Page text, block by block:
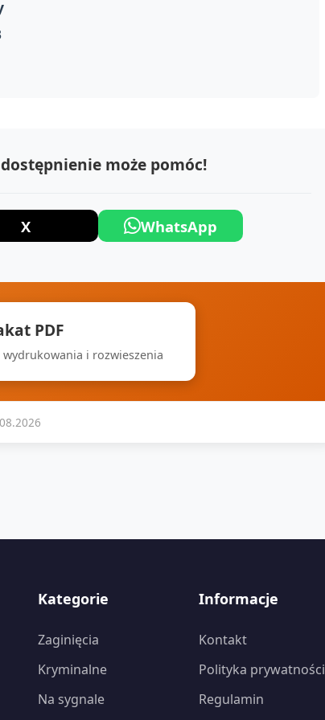
może pomóc!
X WhatsApp
PDF
wydrukowania i rozwieszenia
Kategorie
Zaginięcia
Kryminalne
Na sygnale
Informacje
Kontakt
Polityka prywatności
Regulamin